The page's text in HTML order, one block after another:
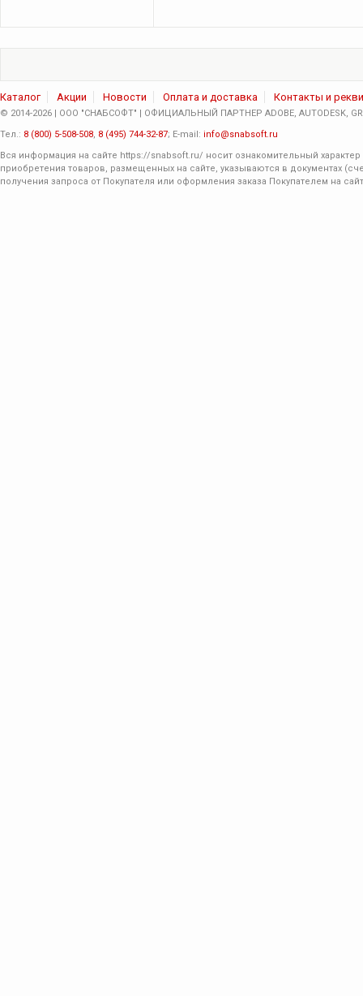
Каталог Акции Новости Оплата и доставка Контакты и
© 2014-2026 | ООО "СНАБСОФТ" | ОФИЦИАЛЬНЫЙ ПАРТНЕР ADOBE, AUTODESK,
Тел.: 8 (800) 5-508-508, 8 (495) 744-32-87; E-mail: info@snabsoft.ru
Вся информация на сайте https://snabsoft.ru/ носит ознакомительный
приобретения товаров, размещенных на сайте, указываются в документах
получения запроса от Покупателя или оформления заказа Покупателем на